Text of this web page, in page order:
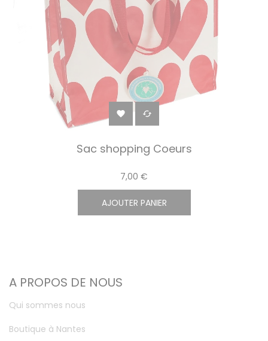
 
Sac shopping Coeurs
7,00 €
AJOUTER PANIER
A PROPOS DE NOUS
Qui sommes nous
Boutique à Nantes